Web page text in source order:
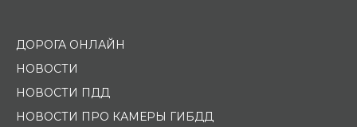
ДОРОГА ОНЛАЙН
НОВОСТИ
НОВОСТИ ПДД
НОВОСТИ ПРО КАМЕРЫ ГИБДД